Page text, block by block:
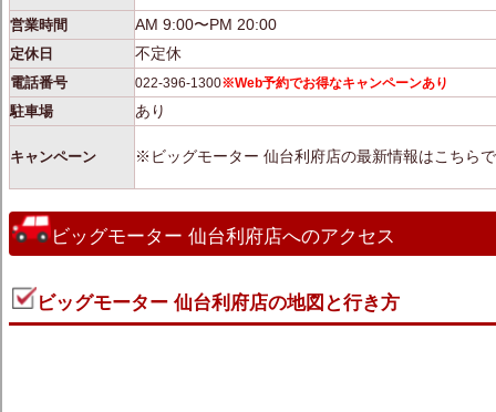
営業時間 AM 9:00〜PM 20:00
定休日 不定休
電話番号 022-396-1300※Web予約でお得なキャンペーンあり
駐車場 あり
キャンペーン ※ビッグモーター 仙台利府店の最新情報はこちら
ビッグモーター 仙台利府店へのアクセス
ビッグモーター 仙台利府店の地図と行き方